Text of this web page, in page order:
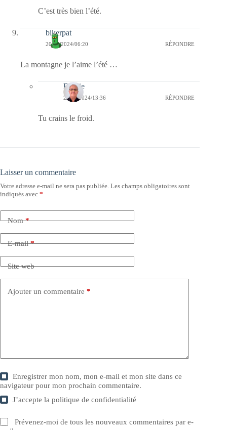
C’est très bien l’été.
bikerpat
20/09/2024/06:20 RÉPONDRE
La montagne je l’aime l’été …
Bernie
20/09/2024/13:36 RÉPONDRE
Tu crains le froid.
Laisser un commentaire
Votre adresse e-mail ne sera pas publiée. Les champs obligatoires sont
indiqués avec *
Nom*
E-mail*
Site web
Ajouter un commentaire *
Enregistrer mon nom, mon e-mail et mon site dans ce
navigateur pour mon prochain commentaire.
J’accepte lapolitique de confidentialité
Prévenez-moi de tous les nouveaux commentaires par e-